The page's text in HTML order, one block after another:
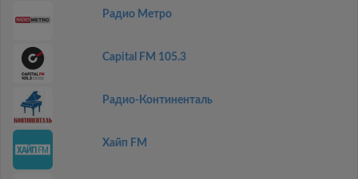
Радио Метро
Capital FM 105.3
Радио-Континенталь
Хайп FM